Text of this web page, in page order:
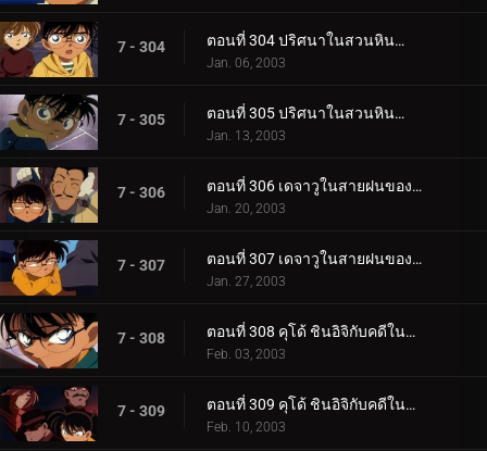
7 - 304 ตอนที่ 304 ปริศนาในสวนหินน้ำไหล (ตอนแรก)
Jan. 06, 2003
7 - 305 ตอนที่ 305 ปริศนาในสวนหินน้ำไหล (ตอนจบ)
Jan. 13, 2003
7 - 306 ตอนที่ 306 เดจาวูในสายฝนของไชน่าทาวน์ (ตอนแรก)
Jan. 20, 2003
7 - 307 ตอนที่ 307 เดจาวูในสายฝนของไชน่าทาวน์ (ตอนจบ)
Jan. 27, 2003
7 - 308 ตอนที่ 308 คุโด้ ชินอิจิกับคดีในนิวยอร์ก (ภาคคดี)
Feb. 03, 2003
7 - 309 ตอนที่ 309 คุโด้ ชินอิจิกับคดีในนิวยอร์ก (ภาคสืบสวน)
Feb. 10, 2003